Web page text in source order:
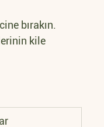
bırakın.
kile